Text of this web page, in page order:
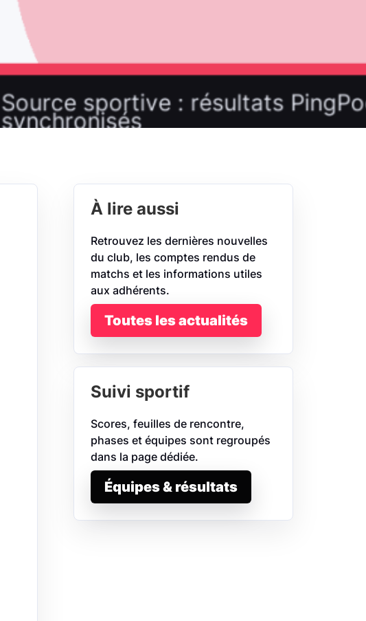
À lire aussi
Retrouvez les dernières nouvelles
du club, les comptes rendus de
matchs et les informations utiles
aux adhérents.
Toutes les actualités
Suivi sportif
Scores, feuilles de rencontre,
phases et équipes sont regroupés
dans la page dédiée.
Équipes & résultats